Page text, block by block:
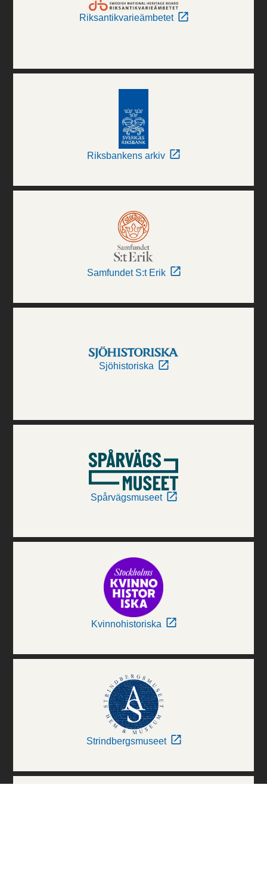
Riksantikvarieämbetet
Riksbankens arkiv
Samfundet S:t Erik
Sjöhistoriska
Spårvägsmuseet
Kvinnohistoriska
Strindbergsmuseet